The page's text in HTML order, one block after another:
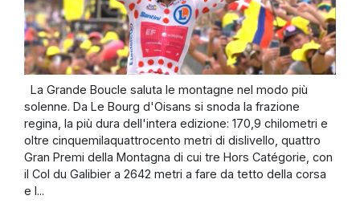
La Grande Boucle saluta le montagne nel modo più
solenne. Da Le Bourg d'Oisans si snoda la frazione
regina, la più dura dell'intera edizione: 170,9 chilometri e
oltre cinquemilaquattrocento metri di dislivello, quattro
Gran Premi della Montagna di cui tre Hors Catégorie, con
il Col du Galibier a 2642 metri a fare da tetto della corsa
e l...